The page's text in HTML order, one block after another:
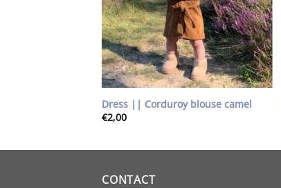
Dress || Corduroy blouse camel
€2,00
CONTACT